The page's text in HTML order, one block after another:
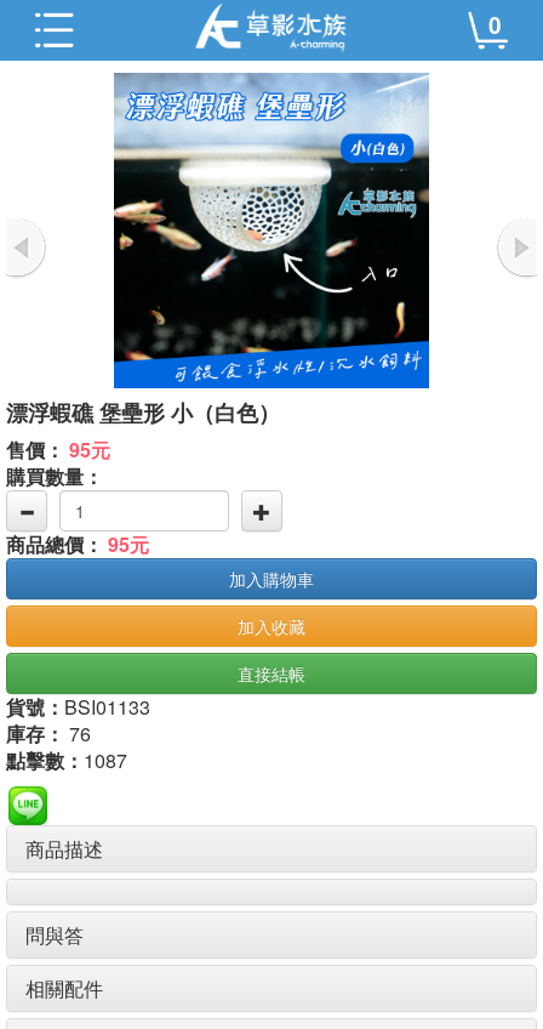
0
漂浮蝦礁 堡壘形 小（白色）
售價： 95元
購買數量：
商品總價： 95元
加入購物車
加入收藏
直接結帳
貨號： BSI01133
庫存： 76
點擊數： 1087
商品描述
問與答
相關配件